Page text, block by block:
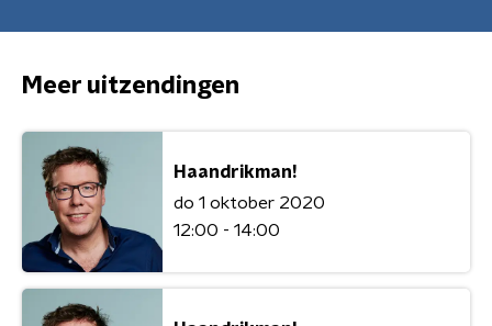
Meer uitzendingen
Haandrikman!
do 1 oktober 2020
12:00 - 14:00